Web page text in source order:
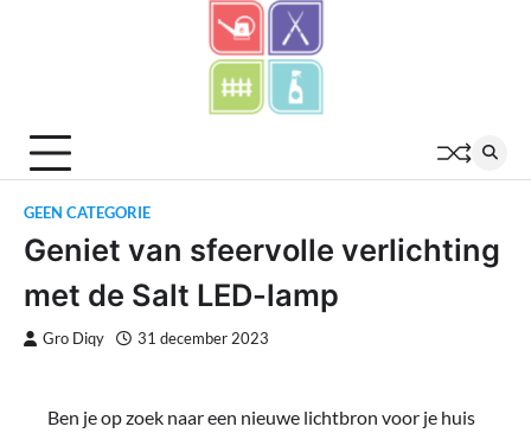
GEEN CATEGORIE
Geniet van sfeervolle verlichting
met de Salt LED-lamp
Gro Diqy 31 december 2023
Ben je op zoek naar een nieuwe lichtbron voor je huis